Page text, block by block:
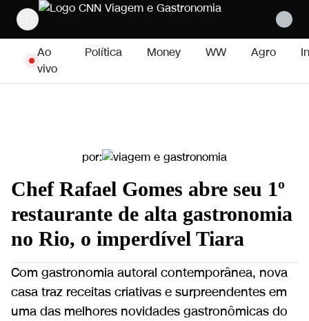
Pular para o conteúdo
Ao
vivo
Política Money WW Agro
por:
Chef Rafael Gomes abre seu 1º
restaurante de alta gastronomia
no Rio, o imperdível Tiara
Com gastronomia autoral contemporânea, nova
casa traz receitas criativas e surpreendentes em
uma das melhores novidades gastronômicas do